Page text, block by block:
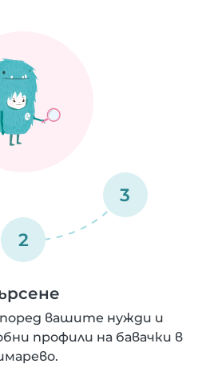
2
3
вашите нужди и
профили на бавачки в